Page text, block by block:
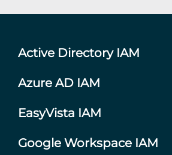
Active Directory IAM
Azure AD IAM
EasyVista IAM
Google Workspace IAM